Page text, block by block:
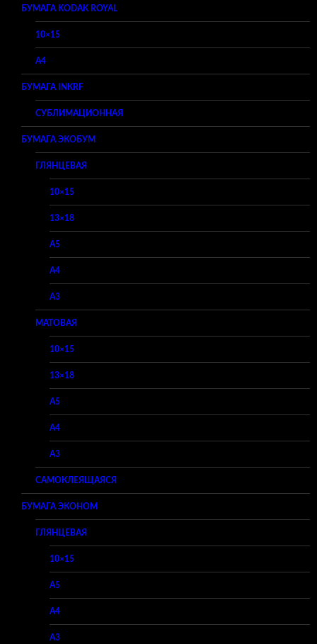
БУМАГА KODAK ROYAL
10×15
A4
БУМАГА INKRF
СУБЛИМАЦИОННАЯ
БУМАГА ЭКОБУМ
ГЛЯНЦЕВАЯ
10×15
13×18
A5
A4
A3
МАТОВАЯ
10×15
13×18
A5
A4
A3
САМОКЛЕЯЩАЯСЯ
БУМАГА ЭКОНОМ
ГЛЯНЦЕВАЯ
10×15
A5
A4
A3